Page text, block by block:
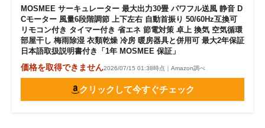
MOSMEE サーキュレーター 最大出力30畳 パワフル送風 静音 D
Cモーター 風量6段階調節 上下左右 自動首振り 50/60Hz互換可
リモコン付き タイマー付き 省エネ 節電対策 卓上 換気 空気循環
部屋干し 梅雨除湿 衣類乾燥 冷房 暖房器具と併用可 最大2年保証
日本語取扱説明書付き「1年 MOSMEE 保証」
価格を取得できません2026/07/15 01:38時点｜Amazon調べ
クリックして今すぐチェック